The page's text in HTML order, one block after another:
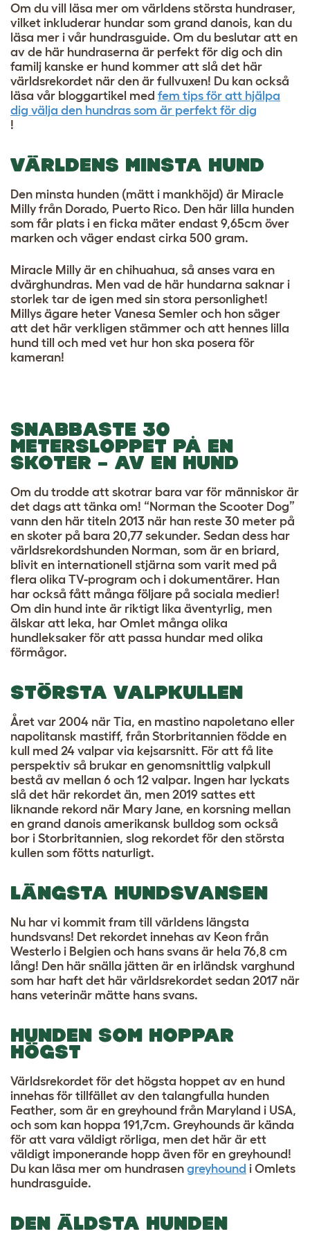
Om du vill läsa mer om världens största hundraser,
vilket inkluderar hundar som grand danois, kan du
läsa mer i vår hundrasguide. Om du beslutar att en
av de här hundraserna är perfekt för dig och din
familj kanske er hund kommer att slå det här
världsrekordet när den är fullvuxen! Du kan också
läsa vår bloggartikel med fem tips för att hjälpa
dig välja den hundras som är perfekt för dig
!
VÄRLDENS MINSTA HUND
Den minsta hunden (mätt i mankhöjd) är Miracle
Milly från Dorado, Puerto Rico. Den här lilla hunden
som får plats i en ficka mäter endast 9,65cm över
marken och väger endast cirka 500 gram.
Miracle Milly är en chihuahua, så anses vara en
dvärghundras. Men vad de här hundarna saknar i
storlek tar de igen med sin stora personlighet!
Millys ägare heter Vanesa Semler och hon säger
att det här verkligen stämmer och att hennes lilla
hund till och med vet hur hon ska posera för
kameran!
SNABBASTE 30
METERSLOPPET PÅ EN
SKOTER – AV EN HUND
Om du trodde att skotrar bara var för människor är
det dags att tänka om! “Norman the Scooter Dog”
vann den här titeln 2013 när han reste 30 meter på
en skoter på bara 20,77 sekunder. Sedan dess har
världsrekordshunden Norman, som är en briard,
blivit en internationell stjärna som varit med på
flera olika TV-program och i dokumentärer. Han
har också fått många följare på sociala medier!
Om din hund inte är riktigt lika äventyrlig, men
älskar att leka, har Omlet många olika
hundleksaker för att passa hundar med olika
förmågor.
STÖRSTA VALPKULLEN
Året var 2004 när Tia, en mastino napoletano eller
napolitansk mastiff, från Storbritannien födde en
kull med 24 valpar via kejsarsnitt. För att få lite
perspektiv så brukar en genomsnittlig valpkull
bestå av mellan 6 och 12 valpar. Ingen har lyckats
slå det här rekordet än, men 2019 sattes ett
liknande rekord när Mary Jane, en korsning mellan
en grand danois amerikansk bulldog som också
bor i Storbritannien, slog rekordet för den största
kullen som fötts naturligt.
LÄNGSTA HUNDSVANSEN
Nu har vi kommit fram till världens längsta
hundsvans! Det rekordet innehas av Keon från
Westerlo i Belgien och hans svans är hela 76,8 cm
lång! Den här snälla jätten är en irländsk varghund
som har haft det här världsrekordet sedan 2017 när
hans veterinär mätte hans svans.
HUNDEN SOM HOPPAR
HÖGST
Världsrekordet för det högsta hoppet av en hund
innehas för tillfället av den talangfulla hunden
Feather, som är en greyhound från Maryland i USA,
och som kan hoppa 191,7cm. Greyhounds är kända
för att vara väldigt rörliga, men det här är ett
väldigt imponerande hopp även för en greyhound!
Du kan läsa mer om hundrasen greyhound i Omlets
hundrasguide.
DEN ÄLDSTA HUNDEN